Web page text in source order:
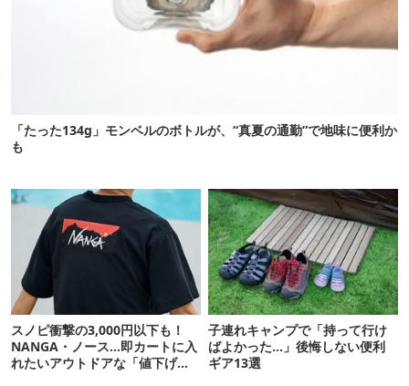
「たった134g」モンベルのボトルが、“真夏の通勤”で地味に便利か
も
スノピ衝撃の3,000円以下も！
NANGA・ノース…即カートに入
れたいアウトドアな「値下げ夏
子連れキャンプで「持って行け
ばよかった…」後悔しない便利
ギア13選